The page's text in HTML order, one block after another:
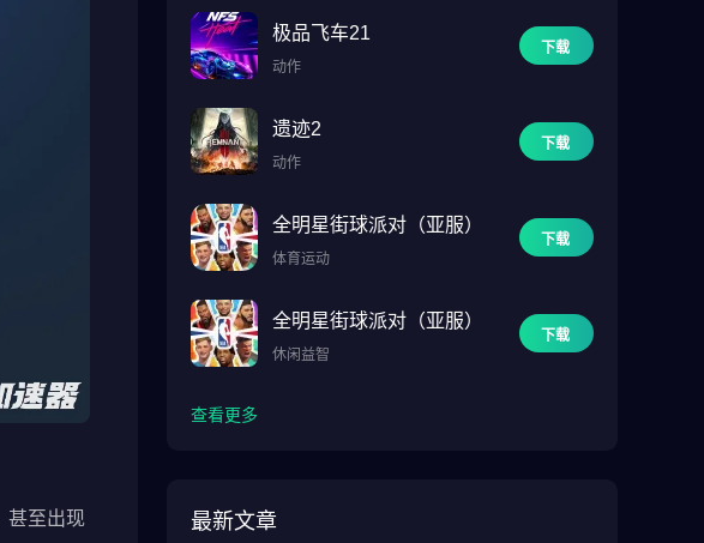
甚至出现
极品飞车21
动作
下载
遗迹2
动作
下载
全明星街球派对（亚服）
体育运动
下载
全明星街球派对（亚服）
休闲益智
下载
查看更多
最新文章